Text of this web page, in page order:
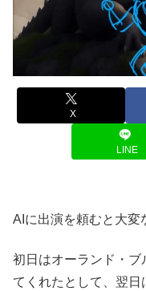
X
LINE
AIに出演を頼むと大変
初日はオーランド・
てくれたとして、翌